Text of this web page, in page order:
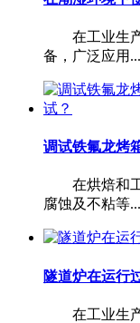
在工业生产
备，广泛应用...
调试铁氟龙烤
在烘焙和工
腐蚀及不粘等...
隧道炉在运行
在工业生产